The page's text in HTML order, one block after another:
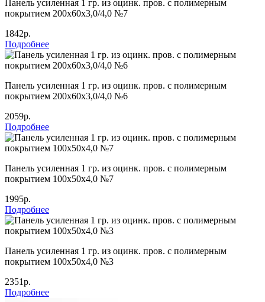
Панель усиленная 1 гр. из оцинк. пров. с полимерным
покрытием 200х60х3,0/4,0 №7
1842р.
Подробнее
Панель усиленная 1 гр. из оцинк. пров. с полимерным
покрытием 200х60х3,0/4,0 №6
2059р.
Подробнее
Панель усиленная 1 гр. из оцинк. пров. с полимерным
покрытием 100х50х4,0 №7
1995р.
Подробнее
Панель усиленная 1 гр. из оцинк. пров. с полимерным
покрытием 100х50х4,0 №3
2351р.
Подробнее